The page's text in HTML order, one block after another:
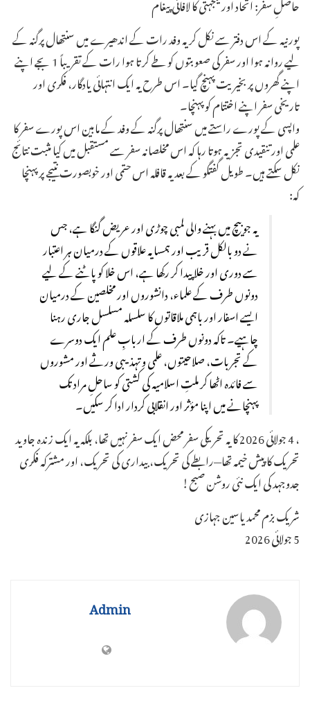
پورنیہ کے اس دفتر سے نکل کر یہ وفد رات کے اندھیرے میں سنتھال پرگنہ کے
لیے روانہ ہوا اور سفر کی صعوبتوں کو طے کرتا ہوا رات کے تقریباً 1 بجے اپنے
اپنے گھروں پر بخیریت پہنچ گیا۔ اس طرح یہ ایک انتہائی یادگار، فکری اور
تاریخی سفر اپنے اختتام کو پہنچا۔
واپسی کے پورے راستے میں سنتھال پرگنہ کے وفد کے مابین اس پورے سفر کا
علمی اور تنقیدی تجزیہ ہوتا رہا کہ اس مخلصانہ سفر سے مستقبل میں کیا مثبت نتائج
نکل سکتے ہیں۔ طویل گفتگو کے بعد یہ قافلہ اس حتمی اور خوبصورت نتیجے پر پہنچا
کہ:
یہ جو بیچ میں بہنے والی لمبی چوڑی اور عریض گنگا ہے، جس
نے دو بالکل قریب اور ہمسایہ علاقوں کے درمیان ہر اعتبار
سے دوری اور خلا پیدا کر رکھا ہے، اس خلا کو پاٹنے کے لیے
دونوں طرف کے علماء، دانشوروں اور مخلصین کے درمیان
ایسے اسفار اور باہمی ملاقاتوں کا سلسلہ مسلسل جاری رہنا
چاہیے۔ تاکہ دونوں طرف کے اربابِ علم ایک دوسرے
کے تجربات، صلاحیتوں، علمی و تہذیبی ورثے اور مشوروں
سے فائدہ اٹھا کر ملتِ اسلامیہ کی کشتی کو ساحلِ مراد تک
پہنچانے میں اپنا مؤثر اور انقلابی کردار ادا کر سکیں۔
، 4 جولائی 2026 کا یہ تحریکی سفر محض ایک سفر نہیں تھا، بلکہ یہ ایک زندہ جاوید
تحریک کا پیش خیمہ تھا—رابطے کی تحریک، بیداری کی تحریک، اور مشترکہ فکری
جدوجہد کی ایک نئی روشن صبح!
شریک بزم محمد یاسین جہازی
5 جولائی 2026
Admin